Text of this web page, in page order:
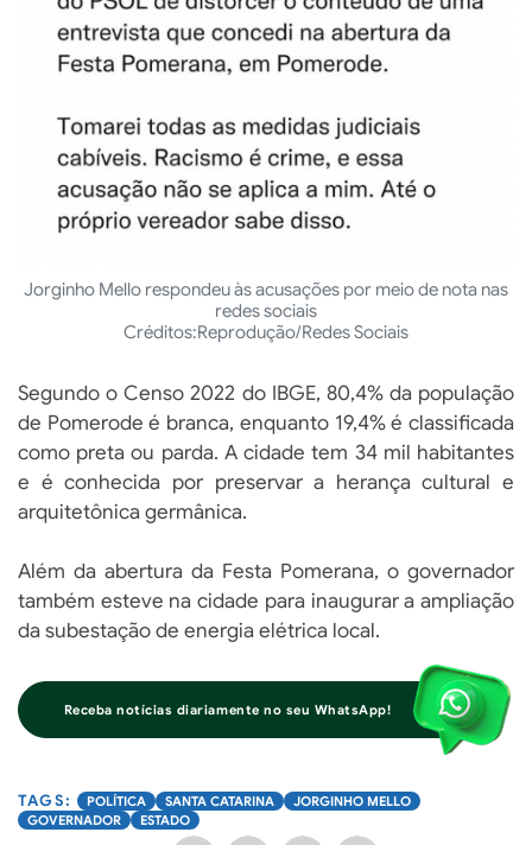
Jorginho Mello respondeu às acusações por meio de nota nas
redes sociais
Créditos:Reprodução/Redes Sociais
Segundo o Censo 2022 do IBGE, 80,4% da população
de Pomerode é branca, enquanto 19,4% é classificada
como preta ou parda. A cidade tem 34 mil habitantes
e é conhecida por preservar a herança cultural e
arquitetônica germânica.
Além da abertura da Festa Pomerana, o governador
também esteve na cidade para inaugurar a ampliação
da subestação de energia elétrica local.
Receba notícias diariamente no seu WhatsApp!
POLÍTICA SANTA CATARINA
JORGINHO MELLO
GOVERNADOR
ESTADO